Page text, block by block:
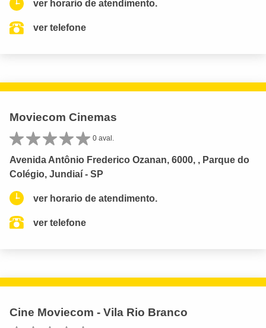
ver horario de atendimento.
ver telefone
Moviecom Cinemas
0 aval.
Avenida Antônio Frederico Ozanan, 6000, , Parque do
Colégio, Jundiaí - SP
ver horario de atendimento.
ver telefone
Cine Moviecom - Vila Rio Branco